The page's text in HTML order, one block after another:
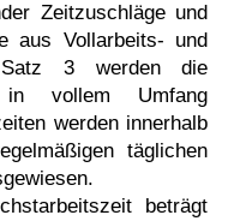
Zeitzuschläge und
aus Vollarbeits- und
Satz 3 werden die
vollem Umfang
werden innerhalb
täglichen
beträgt